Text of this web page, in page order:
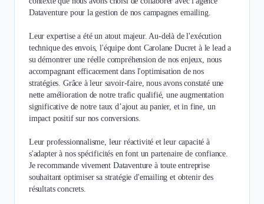
Dataventure pour la gestion de nos campagnes emailing.
Leur expertise a été un atout majeur. Au-delà de l'exécution
technique des envois, l'équipe dont Carolane Ducret à le lead a
su démontrer une réelle compréhension de nos enjeux, nous
accompagnant efficacement dans l'optimisation de nos
stratégies. Grâce à leur savoir-faire, nous avons constaté une
nette amélioration de notre trafic qualifié, une augmentation
significative de notre taux d’ajout au panier, et in fine, un
impact positif sur nos conversions.
Leur professionnalisme, leur réactivité et leur capacité à
s'adapter à nos spécificités en font un partenaire de confiance.
Je recommande vivement Dataventure à toute entreprise
souhaitant optimiser sa stratégie d'emailing et obtenir des
résultats concrets.